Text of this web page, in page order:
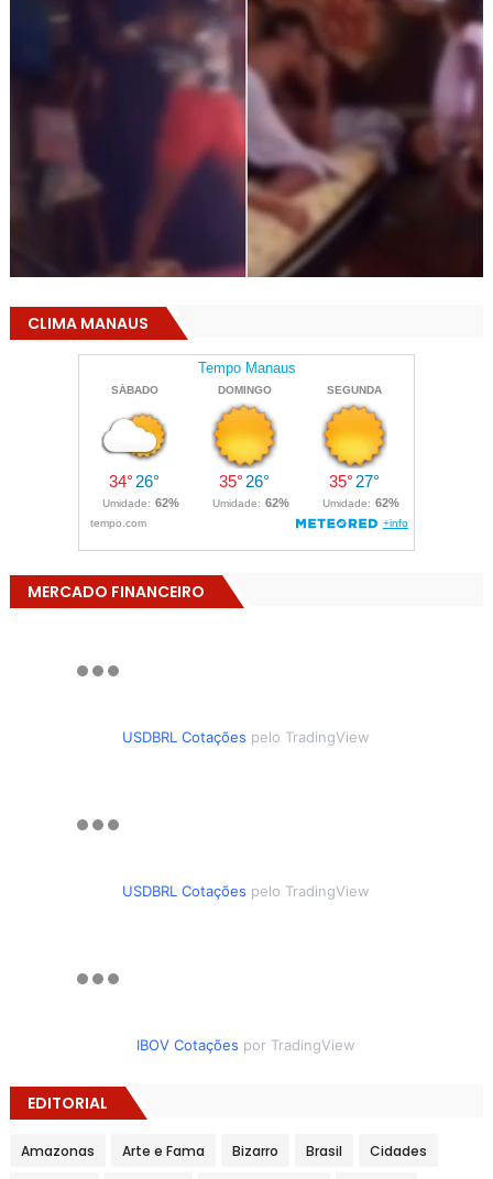
CLIMA MANAUS
MERCADO FINANCEIRO
USDBRL Cotações pelo TradingView
USDBRL Cotações pelo TradingView
IBOV Cotações por TradingView
EDITORIAL
Amazonas Arte e Fama Bizarro Brasil Cidades